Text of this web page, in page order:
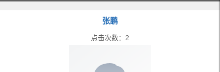
张鹏
点击次数： 2